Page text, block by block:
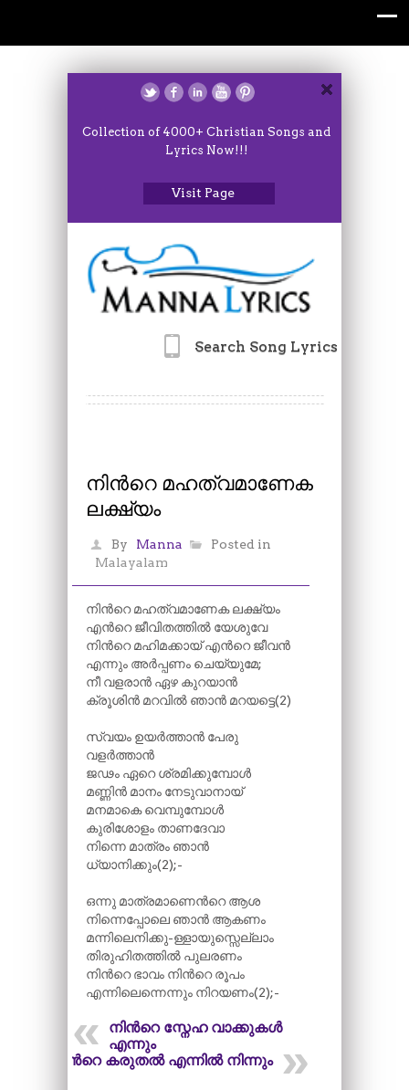
Collection of 4000+ Christian Songs and
Lyrics Now!!!
Visit Page
Search Song Lyrics
നിന്‍റെ മഹത്വമാണേക
ലക്ഷ്യം
By Manna
Posted in
Malayalam
നിന്‍റെ മഹത്വമാണേക ലക്ഷ്യം
എന്‍റെ ജീവിതത്തിൽ യേശുവേ
നിന്‍റെ മഹിമക്കായ് എന്‍റെ ജീവൻ
എന്നും അർപ്പണം ചെയ്യുമേ;
നീ വളരാൻ ഏഴ കുറയാൻ
ക്രൂശിൻ മറവിൽ ഞാൻ മറയട്ടെ(2)
സ്വയം ഉയർത്താൻ പേരു
വളർത്താൻ
ജഢം ഏറെ ശ്രമിക്കുമ്പോൾ
മണ്ണിൻ മാനം നേടുവാനായ്
മനമാകെ വെമ്പുമ്പോൾ
കുരിശോളം താണദേവാ
നിന്നെ മാത്രം ഞാൻ
ധ്യാനിക്കും(2);-
ഒന്നു മാത്രമാണെന്‍റെ ആശ
നിന്നെപ്പോലെ ഞാൻ ആകണം
മന്നിലെനിക്കു-ള്ളായുസ്സെല്ലാം
തിരുഹിതത്തിൽ പുലരണം
നിന്‍റെ ഭാവം നിന്‍റെ രൂപം
എന്നിലെന്നെന്നും നിറയണം(2);-
നിന്‍റെ സ്നേഹ വാക്കുകൾ
എന്നും
നിന്‍റെ കരുതൽ എന്നിൽ നിന്നും